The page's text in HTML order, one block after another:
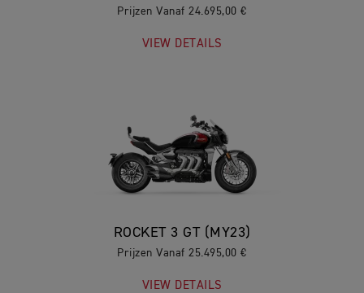
Prijzen Vanaf 24.695,00 €
VIEW DETAILS
ROCKET 3 GT (MY23)
Prijzen Vanaf 25.495,00 €
VIEW DETAILS